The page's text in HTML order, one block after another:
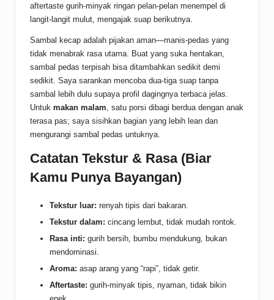
aftertaste gurih-minyak ringan pelan-pelan menempel di
langit-langit mulut, mengajak suap berikutnya.
Sambal kecap adalah pijakan aman—manis-pedas yang
tidak menabrak rasa utama. Buat yang suka hentakan,
sambal pedas terpisah bisa ditambahkan sedikit demi
sedikit. Saya sarankan mencoba dua-tiga suap tanpa
sambal lebih dulu supaya profil dagingnya terbaca jelas.
Untuk makan malam , satu porsi dibagi berdua dengan anak
terasa pas; saya sisihkan bagian yang lebih lean dan
mengurangi sambal pedas untuknya.
Catatan Tekstur & Rasa (Biar
Kamu Punya Bayangan)
Tekstur luar: renyah tipis dari bakaran.
Tekstur dalam: cincang lembut, tidak mudah rontok.
Rasa inti: gurih bersih, bumbu mendukung, bukan
mendominasi.
Aroma: asap arang yang “rapi”, tidak getir.
Aftertaste: gurih-minyak tipis, nyaman, tidak bikin